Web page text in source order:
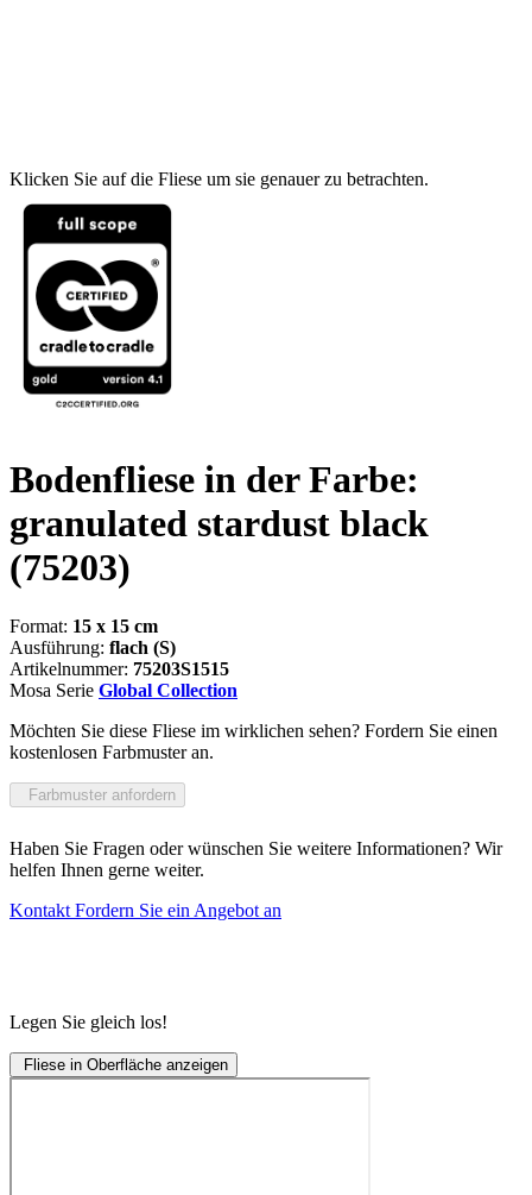
Klicken Sie auf die Fliese um sie genauer zu betrachten.
Bodenfliese in der Farbe:
granulated stardust black
(75203)
Format: 15 x 15 cm
Ausführung: flach (S)
Artikelnummer: 75203S1515
Mosa Serie Global Collection
Möchten Sie diese Fliese im wirklichen sehen? Fordern Sie einen
kostenlosen Farbmuster an.
Farbmuster anfordern
Haben Sie Fragen oder wünschen Sie weitere Informationen? Wir
helfen Ihnen gerne weiter.
Kontakt Fordern Sie ein Angebot an
Legen Sie gleich los!
Fliese in Oberfläche anzeigen